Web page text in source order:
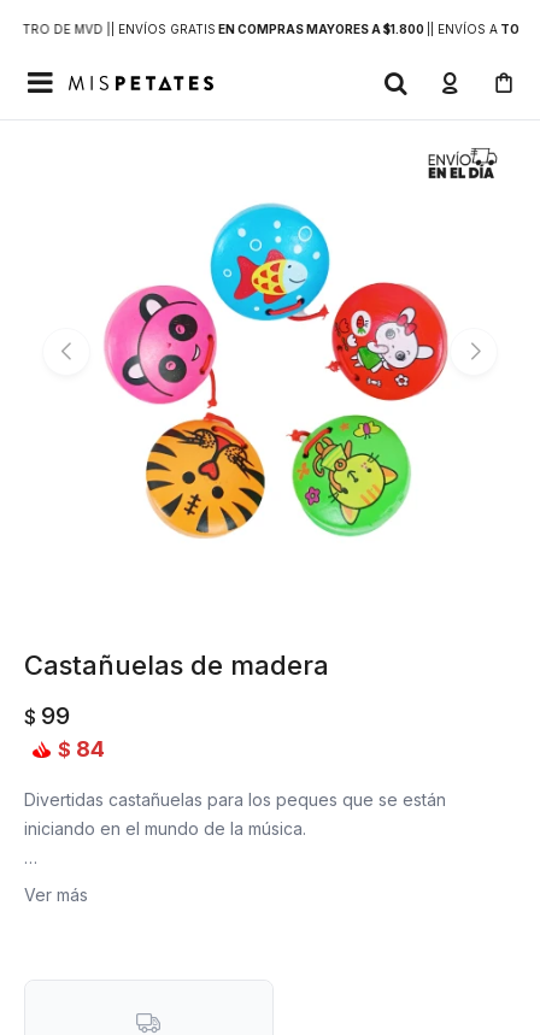
DE MVD | | ENVÍOS GRATIS EN COMPRAS MAYORES A $1.800 | ENVÍOS ATODO

Castañuelas de madera
$ 99
$ 84
Divertidas castañuelas para los peques que se están
iniciando en el mundo de la música.
Ver más